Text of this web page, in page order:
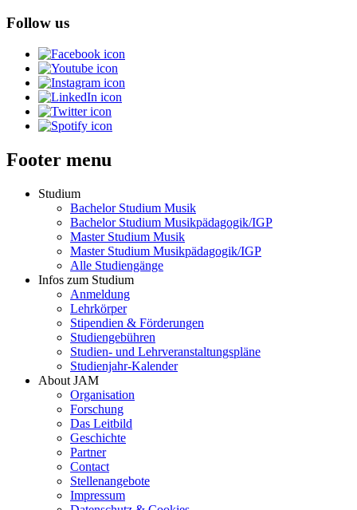
Follow us
Footer menu
Studium
Bachelor Studium Musik
Bachelor Studium Musikpädagogik/IGP
Master Studium Musik
Master Studium Musikpädagogik/IGP
Alle Studiengänge
Infos zum Studium
Anmeldung
Lehrkörper
Stipendien & Förderungen
Studiengebühren
Studien- und Lehrveranstaltungspläne
Studienjahr-Kalender
About JAM
Organisation
Forschung
Das Leitbild
Geschichte
Partner
Contact
Stellenangebote
Impressum